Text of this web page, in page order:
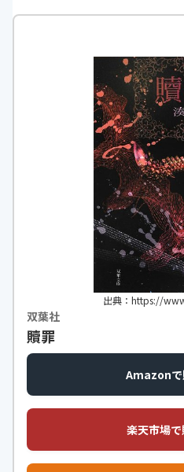
出典：https://
双葉社
贖罪
Amazonで
楽天市場